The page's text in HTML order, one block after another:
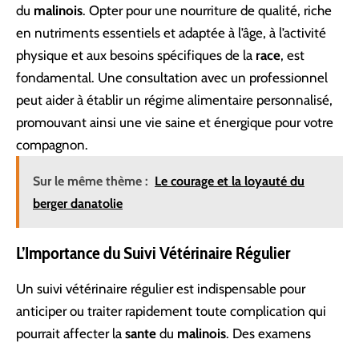
du malinois. Opter pour une nourriture de qualité, riche
en nutriments essentiels et adaptée à l’âge, à l’activité
physique et aux besoins spécifiques de la race, est
fondamental. Une consultation avec un professionnel
peut aider à établir un régime alimentaire personnalisé,
promouvant ainsi une vie saine et énergique pour votre
compagnon.
Sur le même thème : Le courage et la loyauté du
berger danatolie
L’Importance du Suivi Vétérinaire Régulier
Un suivi vétérinaire régulier est indispensable pour
anticiper ou traiter rapidement toute complication qui
pourrait affecter la sante du malinois. Des examens